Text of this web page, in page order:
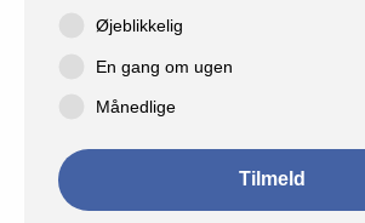
Øjeblikkelig
En gang om ugen
Månedlige